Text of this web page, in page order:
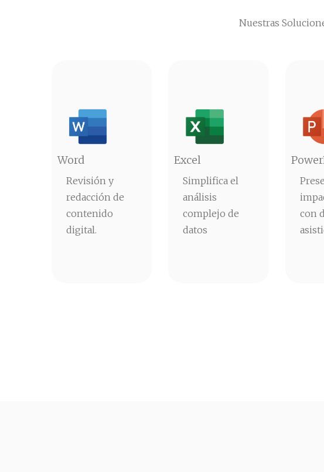
Nuestras
Word
Revisión y
redacción de
contenido
digital.
Excel
Simplifica el
análisis
complejo de
datos
con